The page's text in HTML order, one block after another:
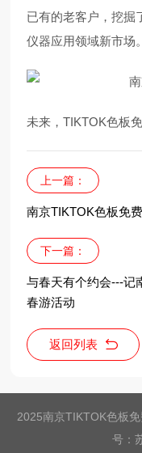
已有的老客户，挖
仪器应用领域新市场。
未来，TIKTOK色板免
上一篇：
南京TIKTOK色板免
下一篇：
与春天有个约会---记
春游活动
返回列表
2025南京TIKTOK色板
号：